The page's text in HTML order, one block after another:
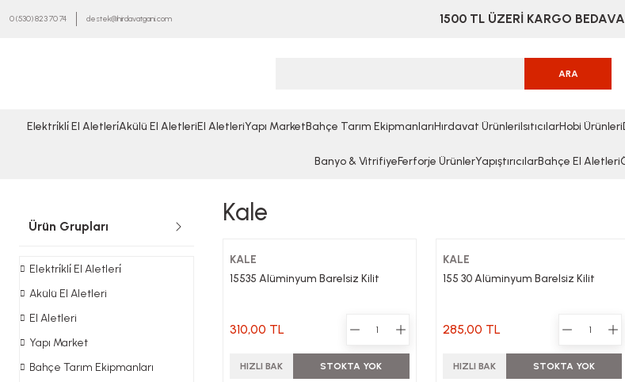
0 (530) 823 70 74 destek@hirdavatgani.com 1500 TL ÜZERİ KARGO BEDAVA
ARA
Elektri̇kli̇ El Aletleri̇Akülü El AletleriEl AletleriYapı MarketBahçe Tarım EkipmanlarıHırdavat ÜrünleriIsıtıcılarHobi Ürünleri
Banyo & VitrifiyeFerforje ÜrünlerYapıştırıcılarBahçe El Aletleri
Ürün Grupları
Elektri̇kli̇ El Aletleri̇
Akülü El Aletleri
El Aletleri
Yapı Market
Bahçe Tarım Ekipmanları
Kale
KALE
15535 Alüminyum Barelsiz Kilit
310,00 TL
HIZLI BAK STOKTA YOK
KALE
155 30 Alüminyum Barelsiz Kilit
285,00 TL
HIZLI BAK STOKTA YOK